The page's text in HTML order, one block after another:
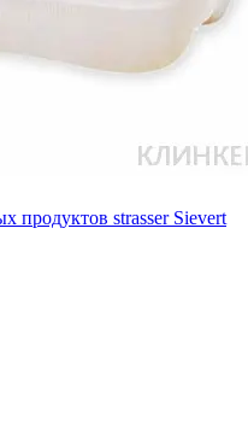
продуктов strasser Sievert